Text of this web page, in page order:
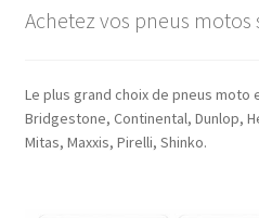
Achetez vos pneus
Le plus grand choix de pneus moto
Bridgestone, Continental, Dunlop,
Mitas, Maxxis, Pirelli, Shinko.